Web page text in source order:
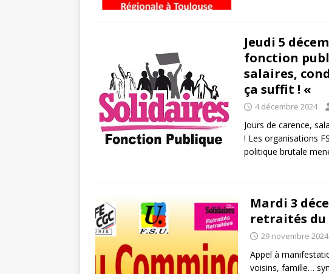
Jeudi 5
fonction
salaires,
ça suffit ! «
4 décembre 2024
Jours de carence,
! Les organisations
politique brutale
Mardi 3
retraités du
29 novembre 2024
Appel à
voisins, famille…